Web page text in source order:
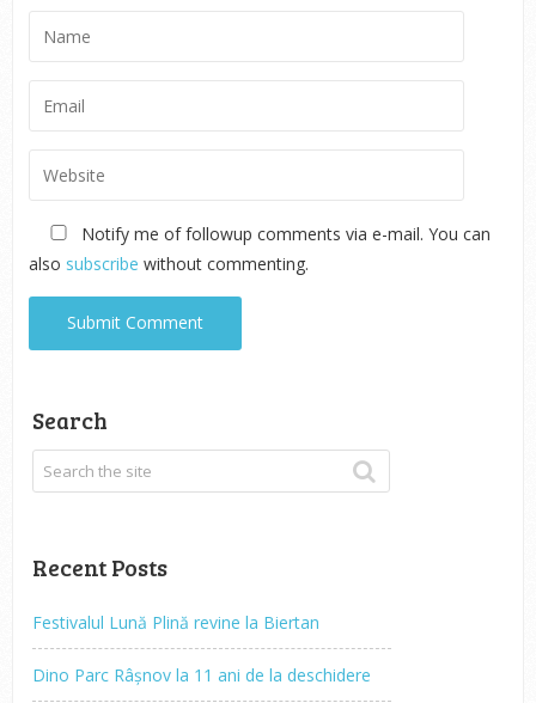
Notify me of followup comments via e-mail. You can
also subscribe without commenting.
Search
Recent Posts
Festivalul Lună Plină revine la Biertan
Dino Parc Râșnov la 11 ani de la deschidere